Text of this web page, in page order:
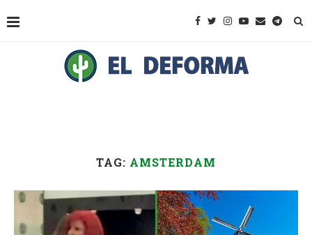
TAG: AMSTERDAM